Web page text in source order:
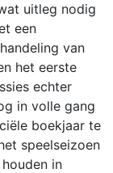
uitleg nodig
een
van
het eerste
echter
in volle gang
boekjaar te
speelseizoen
in